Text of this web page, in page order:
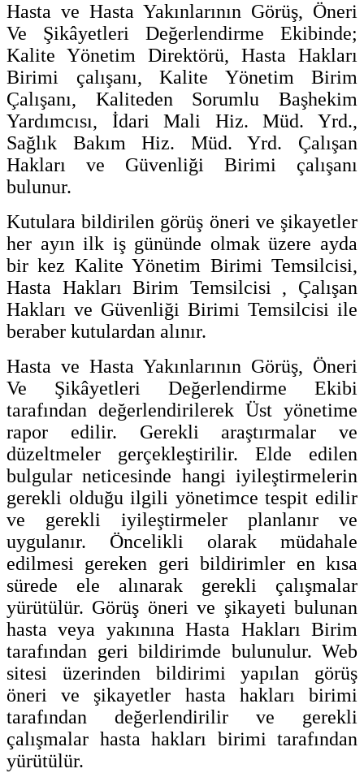
Hasta ve Hasta Yakınlarının Görüş, Öneri
Ve Şikâyetleri Değerlendirme Ekibinde;
Kalite Yönetim Direktörü, Hasta Hakları
Birimi çalışanı, Kalite Yönetim Birim
Çalışanı, Kaliteden Sorumlu Başhekim
Yardımcısı, İdari Mali Hiz. Müd. Yrd.,
Sağlık Bakım Hiz. Müd. Yrd. Çalışan
Hakları ve Güvenliği Birimi çalışanı
bulunur.
Kutulara bildirilen görüş öneri ve şikayetler
her ayın ilk iş gününde olmak üzere ayda
bir kez Kalite Yönetim Birimi Temsilcisi,
Hasta Hakları Birim Temsilcisi , Çalışan
Hakları ve Güvenliği Birimi Temsilcisi ile
beraber kutulardan alınır.
Hasta ve Hasta Yakınlarının Görüş, Öneri
Ve Şikâyetleri Değerlendirme Ekibi
tarafından değerlendirilerek Üst yönetime
rapor edilir. Gerekli araştırmalar ve
düzeltmeler gerçekleştirilir. Elde edilen
bulgular neticesinde hangi iyileştirmelerin
gerekli olduğu ilgili yönetimce tespit edilir
ve gerekli iyileştirmeler planlanır ve
uygulanır. Öncelikli olarak müdahale
edilmesi gereken geri bildirimler en kısa
sürede ele alınarak gerekli çalışmalar
yürütülür. Görüş öneri ve şikayeti bulunan
hasta veya yakınına Hasta Hakları Birim
tarafından geri bildirimde bulunulur. Web
sitesi üzerinden bildirimi yapılan görüş
öneri ve şikayetler hasta hakları birimi
tarafından değerlendirilir ve gerekli
çalışmalar hasta hakları birimi tarafından
yürütülür.